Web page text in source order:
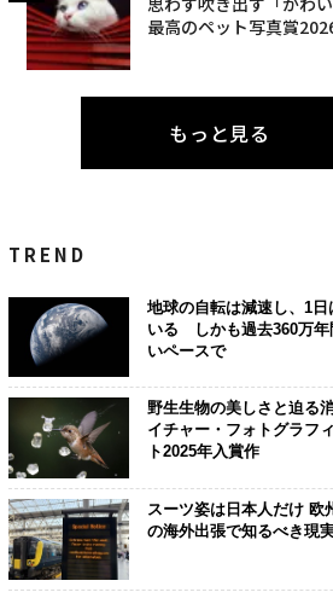
最高のペット写真賞
もっと見る
TREND
地球の自転は減速し、1日
いる しかも過去360万年
いペースで
野生生物の美しさと迫る
イチャー・フォトグラフ
ト2025年入賞作
スーツ姿は日本人だけ 欧
の海外出張で知るべき現